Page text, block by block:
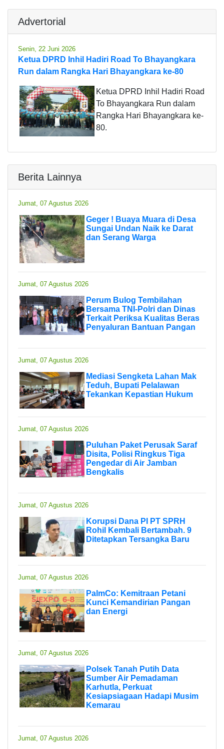
Advertorial
Senin, 22 Juni 2026
Ketua DPRD Inhil Hadiri Road To Bhayangkara
Run dalam Rangka Hari Bhayangkara ke-80
Ketua DPRD Inhil Hadiri Road
To Bhayangkara Run dalam
Rangka Hari Bhayangkara ke-
80.
Berita Lainnya
Jumat, 07 Agustus 2026
Geger ! Buaya Muara di Desa
Sungai Undan Naik ke Darat
dan Serang Warga
Jumat, 07 Agustus 2026
Perum Bulog Tembilahan
Bersama TNI-Polri dan Dinas
Terkait Periksa Kualitas Beras
Penyaluran Bantuan Pangan
Jumat, 07 Agustus 2026
Mediasi Sengketa Lahan Mak
Teduh, Bupati Pelalawan
Tekankan Kepastian Hukum
Jumat, 07 Agustus 2026
Puluhan Paket Perusak Saraf
Disita, Polisi Ringkus Tiga
Pengedar di Air Jamban
Bengkalis
Jumat, 07 Agustus 2026
Korupsi Dana PI PT SPRH
Rohil Kembali Bertambah. 9
Ditetapkan Tersangka Baru
Jumat, 07 Agustus 2026
PalmCo: Kemitraan Petani
Kunci Kemandirian Pangan
dan Energi
Jumat, 07 Agustus 2026
Polsek Tanah Putih Data
Sumber Air Pemadaman
Karhutla, Perkuat
Kesiapsiagaan Hadapi Musim
Kemarau
Jumat, 07 Agustus 2026